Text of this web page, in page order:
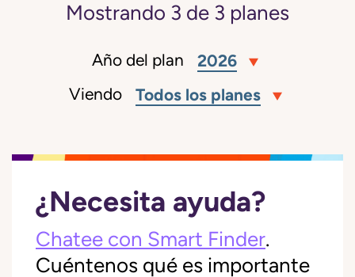
Mostrando 3 de 3 planes
Año del plan 2026
Viendo Todos los planes
¿Necesita ayuda?
Chatee con Smart Finder.
Cuéntenos qué es importante